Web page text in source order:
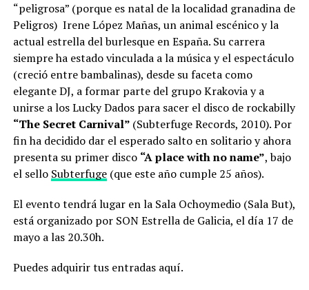
“peligrosa” (porque es natal de la localidad granadina de
Peligros) Irene López Mañas, un animal escénico y la
actual estrella del burlesque en España. Su carrera
siempre ha estado vinculada a la música y el espectáculo
(creció entre bambalinas), desde su faceta como
elegante DJ, a formar parte del grupo Krakovia y a
unirse a los Lucky Dados para sacer el disco de rockabilly
“The Secret Carnival” (Subterfuge Records, 2010). Por
fin ha decidido dar el esperado salto en solitario y ahora
presenta su primer disco “A place with no name”, bajo
el sello Subterfuge(que este año cumple 25 años).
El evento tendrá lugar en la Sala Ochoymedio (Sala But),
está organizado por SON Estrella de Galicia, el día 17 de
mayo a las 20.30h.
Puedes adquirir tus entradas aquí.